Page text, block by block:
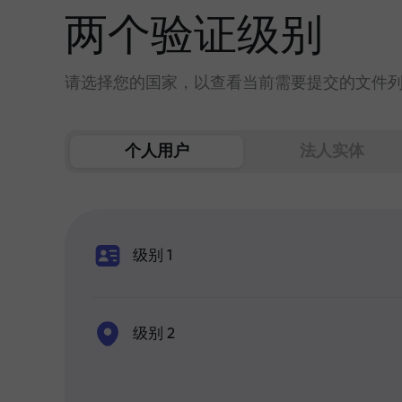
两个验证级别
请选择您的国家，以查看当前需要提交的文件
个人用户 法人实体
级别 1
级别 2